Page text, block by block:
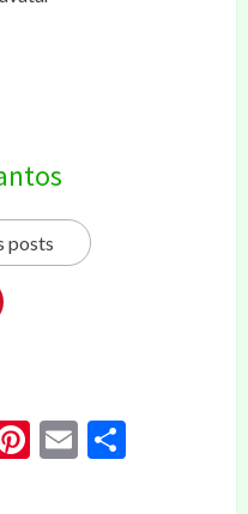
posts
Pinterest
Email